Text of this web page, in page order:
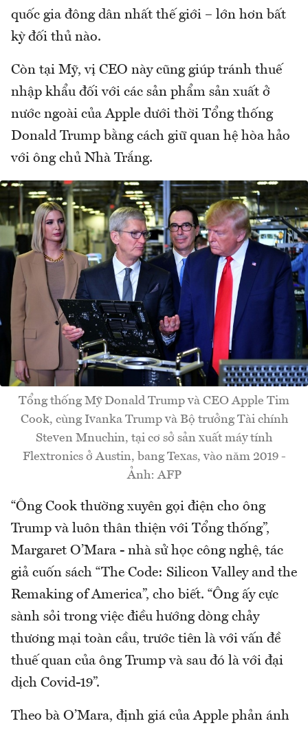
quốc gia đông dân nhất thế giới – lớn hơn bất
kỳ đối thủ nào.
Còn tại Mỹ, vị CEO này cũng giúp tránh thuế
nhập khẩu đối với các sản phẩm sản xuất ở
nước ngoài của Apple dưới thời Tổng thống
Donald Trump bằng cách giữ quan hệ hòa hảo
với ông chủ Nhà Trắng.
Tổng thống Mỹ Donald Trump và CEO Apple Tim
Cook, cùng Ivanka Trump và Bộ trưởng Tài chính
Steven Mnuchin, tại cơ sở sản xuất máy tính
Flextronics ở Austin, bang Texas, vào năm 2019 -
Ảnh: AFP
“Ông Cook thường xuyên gọi điện cho ông
Trump và luôn thân thiện với Tổng thống”,
Margaret O’Mara - nhà sử học công nghệ, tác
giả cuốn sách “The Code: Silicon Valley and the
Remaking of America”, cho biết. “Ông ấy cực
sành sỏi trong việc điều hướng dòng chảy
thương mại toàn cầu, trước tiên là với vấn đề
thuế quan của ông Trump và sau đó là với đại
dịch Covid-19”.
Theo bà O’Mara, định giá của Apple phản ánh